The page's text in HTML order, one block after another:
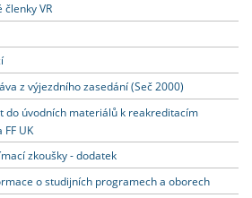
VR
z výjezdního zasedání (Seč 2000)
do úvodních materiálů k reakreditacím
UK
zkoušky - dodatek
o studijních programech a oborech